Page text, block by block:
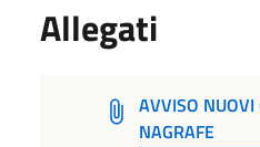
Allegati
AVVISO NUOVI
NAGRAFE